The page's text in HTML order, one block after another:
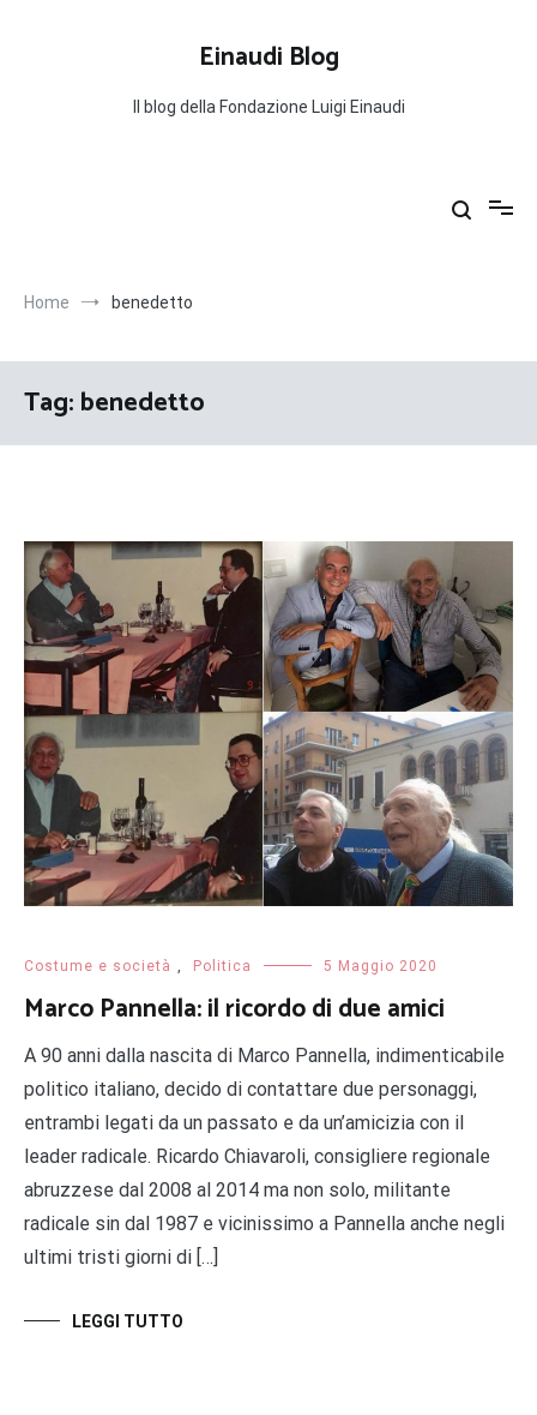
Einaudi Blog
Il blog della Fondazione Luigi Einaudi
Home benedetto
Tag:benedetto
Costume e società , Politica 5 Maggio 2020
Marco Pannella: il ricordo di due amici
A 90 anni dalla nascita di Marco Pannella, indimenticabile
politico italiano, decido di contattare due personaggi,
entrambi legati da un passato e da un’amicizia con il
leader radicale. Ricardo Chiavaroli, consigliere regionale
abruzzese dal 2008 al 2014 ma non solo, militante
radicale sin dal 1987 e vicinissimo a Pannella anche negli
ultimi tristi giorni di […]
LEGGI TUTTO